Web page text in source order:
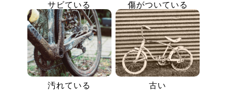
サビている 傷がついている
汚れている 古い